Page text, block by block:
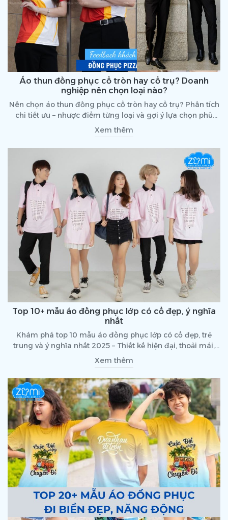
Áo thun đồng phục cổ tròn hay cổ trụ? Doanh
nghiệp nên chọn loại nào?
Nên chọn áo thun đồng phục cổ tròn hay cổ trụ? Phân tích
chi tiết ưu – nhược điểm từng loại và gợi ý lựa chọn phù
hợp cho doanh nghiệp B2B.
Xem thêm
Top 10+ mẫu áo đồng phục lớp có cổ đẹp, ý nghĩa
nhất
Khám phá top 10 mẫu áo đồng phục lớp có cổ đẹp, trẻ
trung và ý nghĩa nhất 2025 – Thiết kế hiện đại, thoải mái,
thể hiện cá tính tập thể.
Xem thêm